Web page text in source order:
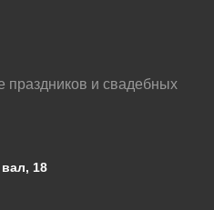
праздников и свадебных
18